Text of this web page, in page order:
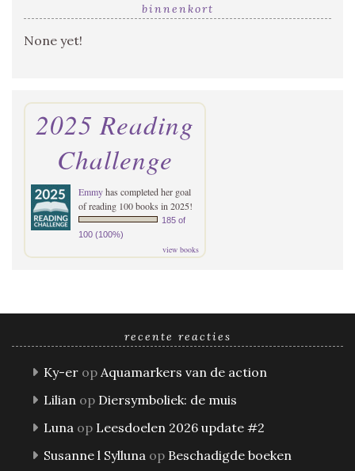
binnenkort
None yet!
2025 Reading
Challenge
Emmyhas completed her goal
of reading 100 books in 2025!
185 of
100 (100%)
view books
recente reacties
Ky-er op Aquamarkers van de action
Lilian op Diersymboliek: de muis
Luna op Leesdoelen 2026 update #2
Susanne l Sylluna op Beschadigde boeken